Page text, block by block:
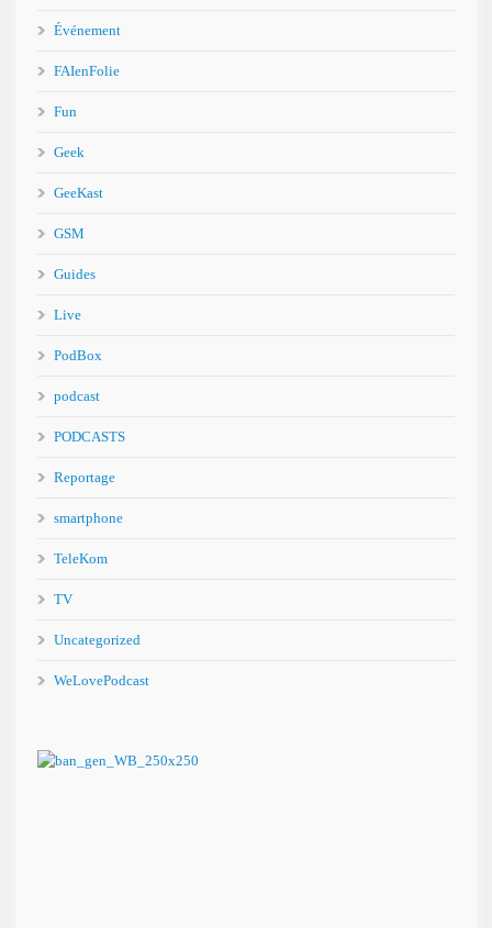
Événement
FAIenFolie
Fun
Geek
GeeKast
GSM
Guides
Live
PodBox
podcast
PODCASTS
Reportage
smartphone
TeleKom
TV
Uncategorized
WeLovePodcast